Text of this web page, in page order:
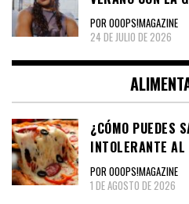
POR OOOPS!MAGAZINE
24 DE JULIO DE 2026
¿CÓMO PUEDES
INTOLERANTE AL
POR OOOPS!MAGAZINE
1 DE AGOSTO DE 2026